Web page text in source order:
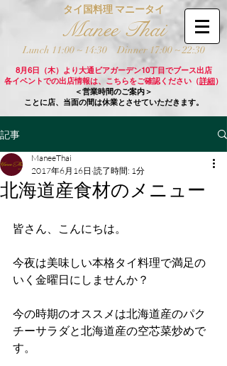
タイ国料理 マニータイ
Manee Thai
Lunch 11:00 ~ 14:30 Dinner 17:00 ~ 22:30
8月6日（木）より大通ビアガーデン10丁目でブース出店
各イベントでの出店情報は、こちらをご確認ください（詳細）
＜営業時間のご案内＞
ことに店、当面の間は休業とさせていただきます。
記事
北海道産食材のメニュー
ManeeThai
2017年6月16日 読了時間: 1分
皆さん、こんにちは。
今夜は美味しい本格タイ料理で満足の
いく金曜日にしませんか？
今の時期のオススメは北海道産のパク
チーサラダと北海道産の空芯菜炒めで
す。